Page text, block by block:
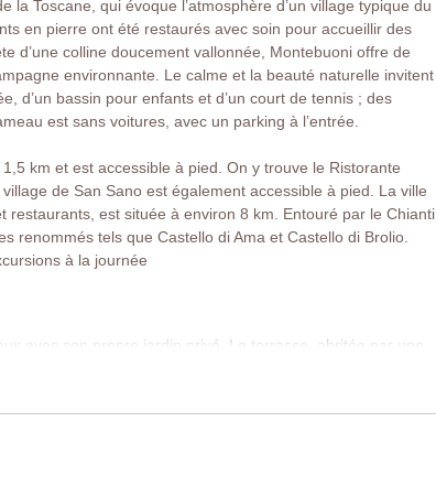
Toscane, qui évoque l’atmosphère d’un village typique du
en pierre ont été restaurés avec soin pour accueillir des
d’une colline doucement vallonnée, Montebuoni offre de
environnante. Le calme et la beauté naturelle invitent
d’un bassin pour enfants et d’un court de tennis ; des
est sans voitures, avec un parking à l’entrée.
km et est accessible à pied. On y trouve le Ristorante
de San Sano est également accessible à pied. La ville
restaurants, est située à environ 8 km. Entouré par le Chianti
renommés tels que Castello di Ama et Castello di Brolio.
à la journée
avec son propre jardin privé. La terrasse, abritée par une
avec table et chaises, idéal pour les repas en plein